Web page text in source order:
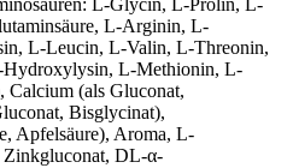
L-Arginin, L-
L-Leucin, L-Valin, L-Threonin,
L-Methionin, L-
(als Gluconat,
Bisglycinat),
Apfelsäure), Aroma, L-
Zinkgluconat, DL-α-